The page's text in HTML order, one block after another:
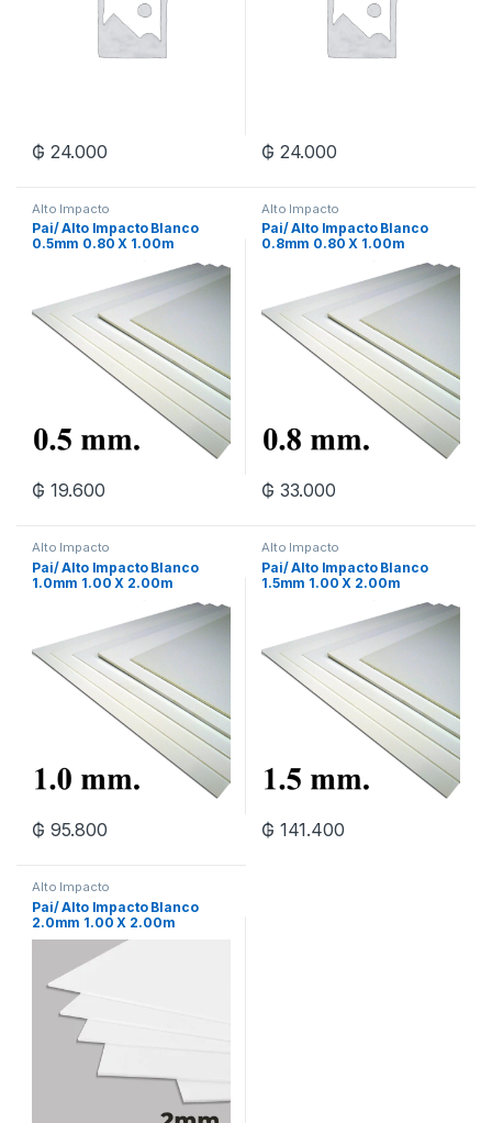
₲ 24.000 ₲ 24.000
Alto Impacto
Pai/ Alto Impacto Blanco
0.5mm 0.80 X 1.00m
₲ 19.600
Alto Impacto
Pai/ Alto Impacto Blanco
0.8mm 0.80 X 1.00m
₲ 33.000
Alto Impacto
Pai/ Alto Impacto Blanco
1.0mm 1.00 X 2.00m
₲ 95.800
Alto Impacto
Pai/ Alto Impacto Blanco
1.5mm 1.00 X 2.00m
₲ 141.400
Alto Impacto
Pai/ Alto Impacto Blanco
2.0mm 1.00 X 2.00m